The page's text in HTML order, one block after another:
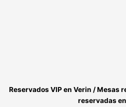
Reservados VIP en Verin / Mesas
reservadas